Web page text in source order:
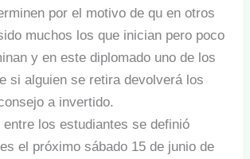
por el motivo de qu en otros
muchos los que inician pero poco
y en este diplomado uno de los
si alguien se retira devolverá los
a invertido.
entre los estudiantes se definió
el próximo sábado 15 de junio de